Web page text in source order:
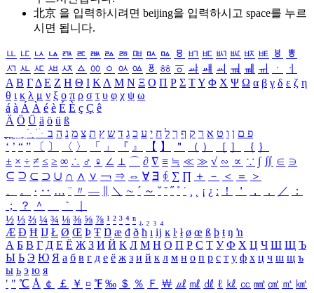
北京 을 입력하시려면 beijing을 입력하시고 space를 누르
시면 됩니다.
ㅥ ㅦ ㅧ ㅨ ㅩ ㅪ ㅫ ㅬ ㅭ ㅮ ㅯ ㅰ ㅱ ㅲ ㅳ ㅴ ㅵ ㅶ ㅷ ㅸ
ㅹ
ㅺ ㅻ ㅼ ㅽ ㅾ ㅿ ㆀ ㆁ ㆂ ㆃ ㆄ ㆅ ㆆ ㆇ ㆈ ㆉ ㆊ ㆋ ㆌ ㆍ
ㆎ
Α Β ΓΔ Ε Ζ Η Θ Ι ΚΛ Μ Ν Ξ Ο Π Ρ Σ ΤΥ Φ Χ Ψ Ω α β γ δ ε ζ η
θ ι κ λ μ ν ξ ο π ρ σ τ υ φ χ ψ ω
á à Á À é è É È ç Ç ê
Ä Ö Ü ä ö ü ß
ִֶֹ ֻּ ׁׂ פ ם ן ו ט א ר ק ף ך ל ח י ע כ ג ד ש ץ ת צ מ נ ה ב
‘ ’ “ ” 〔 〕 〈 〉 「 」 『 』 【 】 ＂ （ ） ［ ］ ｛ ｝
± × ÷ ≠ ≤ ≥ ∞ ∴ ♂ ♀ ∠ ⊥ ⌒ ∂ ∇ ≡ ≒ ≪ ≫ √ ∽ ∝ ∵ ∫ ∬ ∈ ∋
⊆ ⊇ ⊂ ⊃ ∪ ∩ ∧ ∨ ￢ ⇒ ⇔ ∀ ∃ ∮ ∑ ∏ ＋ － ＜ ＝
＞
、
。 · ‥ … ¨ 〃 ― ＼ ∼ ´ ～ ˇ ˘ ˝ ˚ ˙ ¸ ¡ ¿ ː ！ ＇ ， ． ／
：
；
？ ＾ ｀
½ ⅓ ⅔ ¼ ¾ ⅛ ⅜ ⅝ ⅞ ¹ ² ³ ⁴ ⁿ ₁ ₂ ₃ ₄
Æ Ð Ħ Ĳ Ł Ø Œ Þ Ŧ Ŋ æ đ ð ħ ı ĳ ĸ ŀ ł ø œ ß þ ŧ ŋ ŉ
А Б В Г Д Е Ё Ж З И Й К Л М Н О П Р С Т У Ф Х Ц Ч Ш Щ Ъ
Ы Ь Э Ю Я а б в г д е ё ж з и й к л м н о п р с т у ф х ц ч ш щ ъ
ы ь э ю я
′ ″ ℃ Å ￠ ￡ ￥ ¤ ℉ ‰ ＄ ％ Ｆ ￦ ㎕ ㎖ ㎗ ℓ ㎘ ㏄ ㎣ ㎤ ㎥ ㎦